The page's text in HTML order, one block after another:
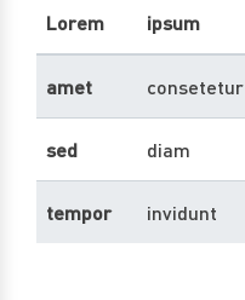
Lorem ipsum
amet consetetur
sed diam
tempor invidunt